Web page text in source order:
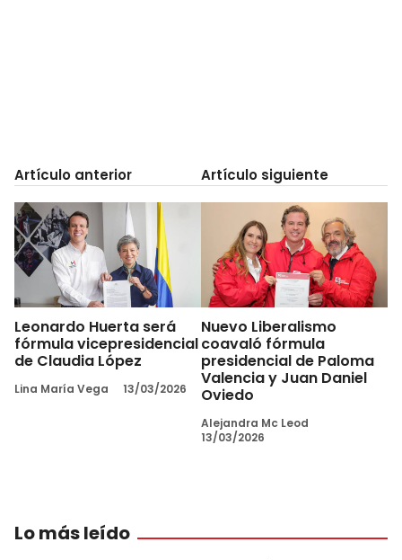
Artículo anterior
Leonardo Huerta será
fórmula vicepresidencial
de Claudia López
Lina María Vega 13/03/2026
Artículo siguiente
Nuevo Liberalismo
coavaló fórmula
presidencial de Paloma
Valencia y Juan Daniel
Oviedo
Alejandra Mc Leod
13/03/2026
Lo más leído